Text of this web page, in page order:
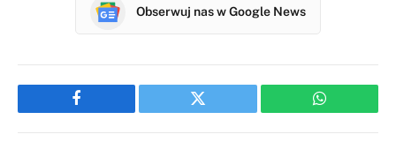
Obserwuj nas w Google News
Facebook Twitter WhatsApp